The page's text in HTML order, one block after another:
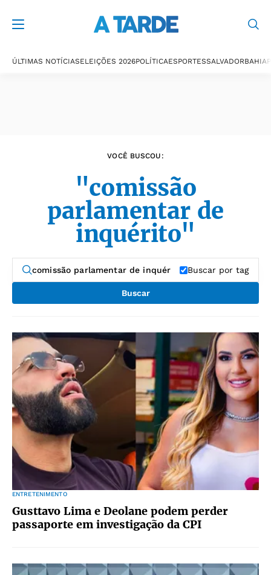
ÚLTIMAS NOTÍCIASELEIÇÕES 2026POLÍTICAESPORTESSALVADORBAHIA
VOCÊ BUSCOU:
"comissão
parlamentar de
inquérito"
Buscar por tag
Buscar
ENTRETENIMENTO
Gusttavo Lima e Deolane podem perder
passaporte em investigação da CPI